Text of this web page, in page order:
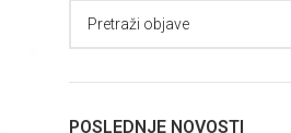
POSLEDNJE NOVOSTI